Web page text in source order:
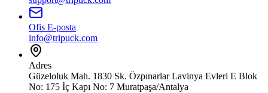
Ofis E-posta
info@tripuck.com
Adres
Güzeloluk Mah. 1830 Sk. Özpınarlar Lavinya Evleri E Blok
No: 175 İç Kapı No: 7 Muratpaşa/Antalya